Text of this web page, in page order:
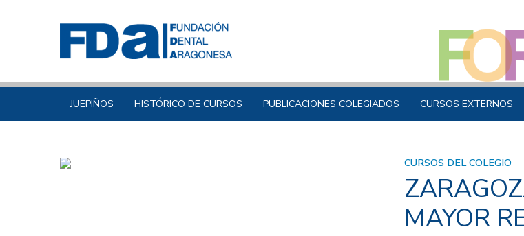
JUEPIÑOS HISTÓRICO DE CURSOS PUBLICACIONES COLEGIADOS CURSOS EXTERNOS
CURSOS DEL COLEGIO
MAYOR